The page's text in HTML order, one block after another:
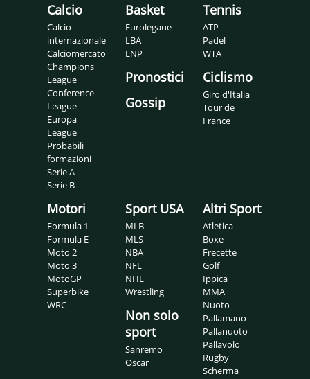
Calcio
Calcio
internazionale
Calciomercato
Champions
League
Conference
League
Europa
League
Probabili
formazioni
Serie A
Serie B
Basket
Eurolegaue
LBA
LNP
Pronostici
Gossip
Tennis
ATP
Padel
WTA
Ciclismo
Giro d'Italia
Tour de
France
Motori
Formula 1
Formula E
Moto 2
Moto 3
MotoGP
Superbike
WRC
Sport USA
MLB
MLS
NBA
NFL
NHL
Wrestling
Non solo
sport
Sanremo
Oscar
Altri Sport
Atletica
Boxe
Frecette
Golf
Ippica
MMA
Nuoto
Pallamano
Pallanuoto
Pallavolo
Rugby
Scherma